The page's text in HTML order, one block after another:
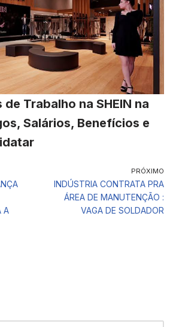
Trabalho na SHEIN na
Salários, Benefícios e
A
PRÓXIMO
INDÚSTRIA CONTRATA PRA
ÁREA DE MANUTENÇÃO :
VAGA DE SOLDADOR